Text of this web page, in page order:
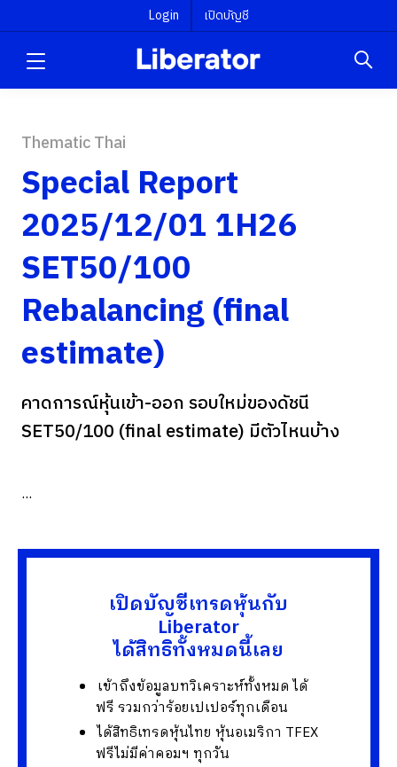
Login เปิดบัญชี
Thematic Thai
Special Report
2025/12/01 1H26
SET50/100
Rebalancing (final
estimate)
คาดการณ์หุ้นเข้า-ออก รอบใหม่ของดัชนี
SET50/100 (final estimate) มีตัวไหนบ้าง
...
เปิดบัญชีเทรดหุ้นกับ
Liberator
ได้สิทธิทั้งหมดนี้เลย
เข้าถึงข้อมูลบทวิเคราะห์ทั้งหมด ได้
ฟรี รวมกว่าร้อยเปเปอร์ทุกเดือน
ได้สิทธิเทรดหุ้นไทย หุ้นอเมริกา TFEX
ฟรีไม่มีค่าคอมฯ ทุกวัน